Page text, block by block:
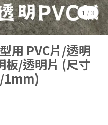
1 /3
用 PVC片/透明
板/透明片 (尺寸
1mm)